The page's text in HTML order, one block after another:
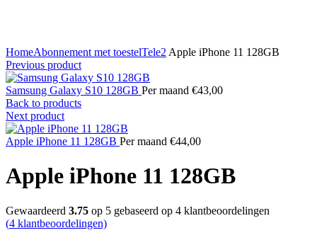
HomeAbonnement met toestelTele2 Apple iPhone 11 128GB
Previous product
Samsung Galaxy S10 128GB Per maand €43,00
Back to products
Next product
Apple iPhone 11 128GB Per maand €44,00
Apple iPhone 11 128GB
Gewaardeerd 3.75 op 5 gebaseerd op 4 klantbeoordelingen
(4 klantbeoordelingen)